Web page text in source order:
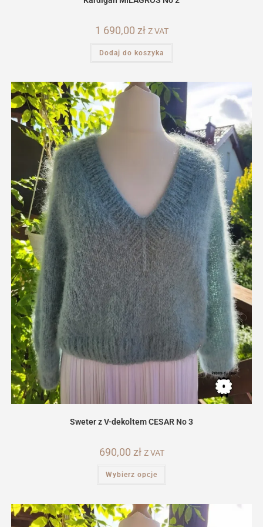
1 690,00 zł Z VAT
Dodaj do koszyka
Sweter z V-dekoltem CESAR No 3
690,00 zł Z VAT
Wybierz opcje
Opcje
można